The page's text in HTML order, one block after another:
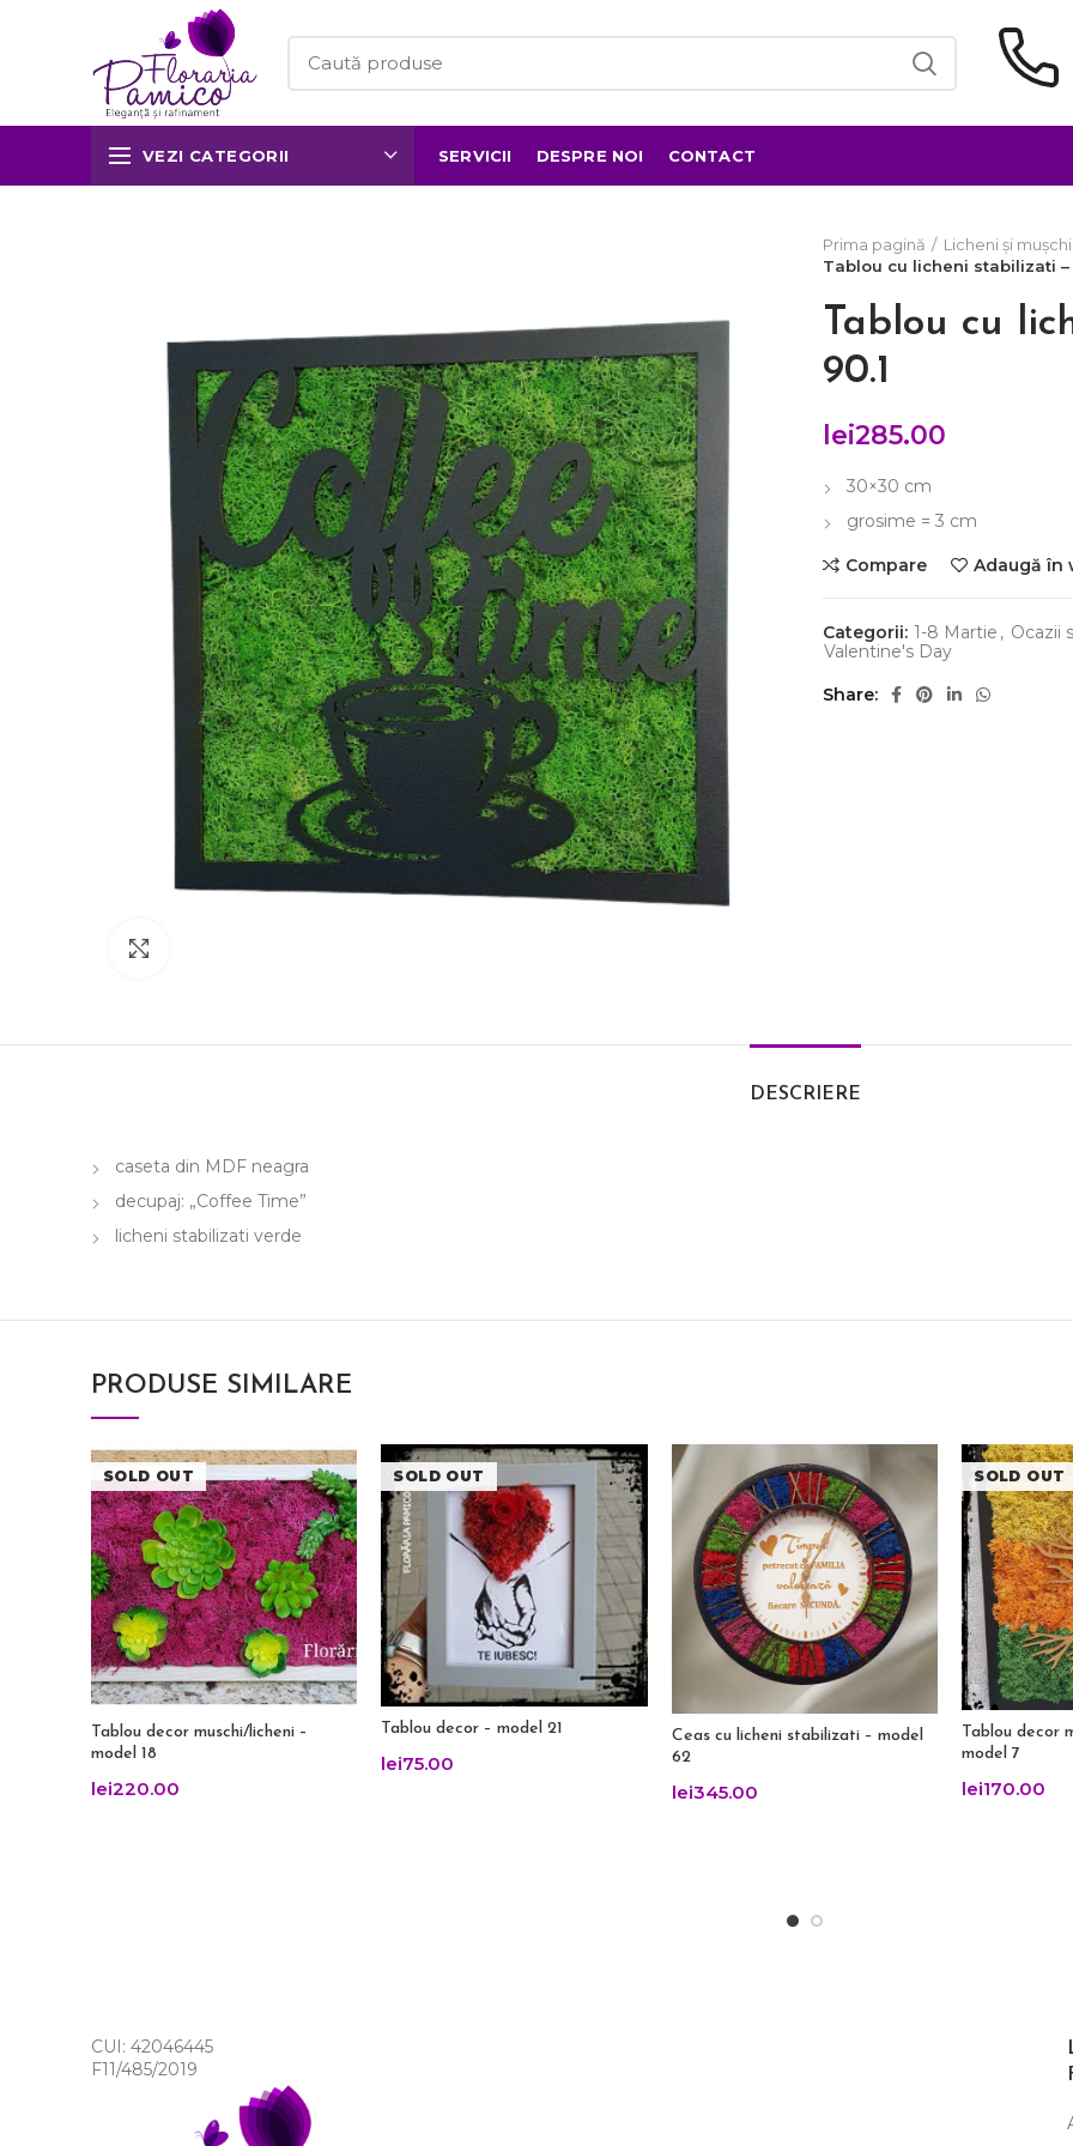
VEZI CATEGORII SERVICII DESPRE NOI CONTACT
Prima pagină Licheni și
Tablou cu licheni stabilizati –
Tablou cu
90.1
lei285.00
30×30 cm
grosime = 3 cm
Compare Adaugă în
Categorii: 1-8 Martie , Ocazii
Valentine's Day
Share
DESCRIERE
caseta din MDF neagra
decupaj: „Coffee Time”
licheni stabilizati verde
PRODUSE SIMILARE
SOLD OUT
Tablou decor muschi/licheni –
model 18
lei220.00
SOLD OUT
Tablou decor – model 21
lei75.00
Ceas cu licheni stabilizati – model
62
lei345.00
SOLD OUT
Tablou decor
model 7
lei170.00
CUI: 42046445
F11/485/2019